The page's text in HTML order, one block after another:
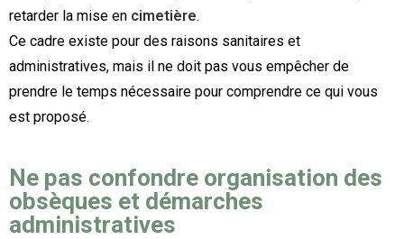
retarder la mise en cimetière.
Ce cadre existe pour des raisons sanitaires et
administratives, mais il ne doit pas vous empêcher de
prendre le temps nécessaire pour comprendre ce qui vous
est proposé.
Ne pas confondre organisation des
obsèques et démarches
administratives